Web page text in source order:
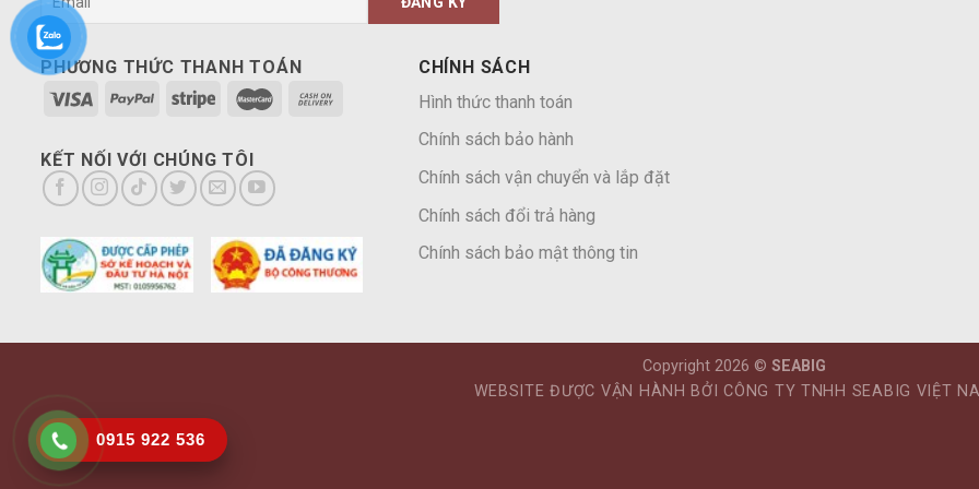
PHƯƠNG THỨC THANH TOÁN
KẾT NỐI VỚI CHÚNG TÔI
CHÍNH SÁCH
Hình thức thanh toán
Chính sách bảo hành
Chính sách vận chuyển và lắp đặt
Chính sách đổi trả hàng
Chính sách bảo mật thông tin
Copyright 2026 © SEABIG
WEBSITE ĐƯỢC VẬN HÀNH BỞI CÔNG TY TNHH SEABIG VIỆT
0915 922 536